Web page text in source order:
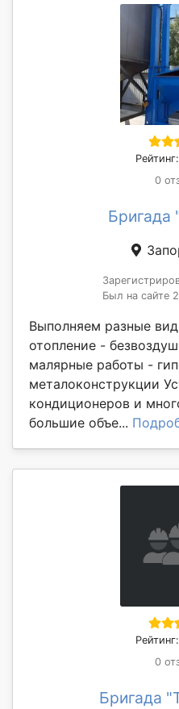
0
Бригада
Был на сайте
Выполняем разные
отопление -
малярные работы -
металоконструкции
кондиционеров и
большие объе...
0
Бригада